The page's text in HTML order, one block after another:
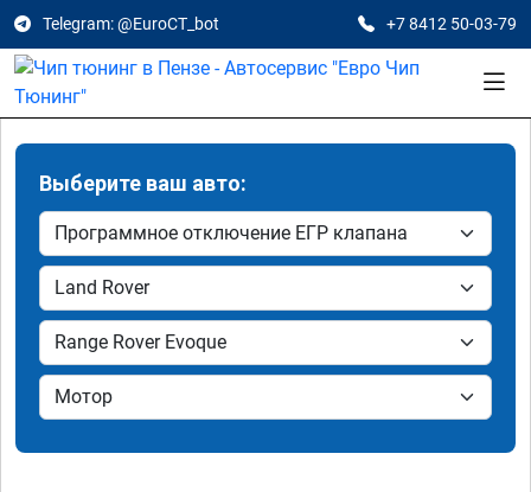
Telegram: @EuroCT_bot +7 8412 50-03-79
Выберите ваш авто: